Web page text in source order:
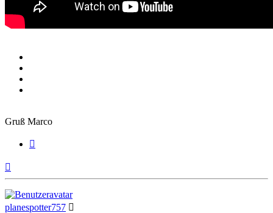
Gruß Marco
planespotter757